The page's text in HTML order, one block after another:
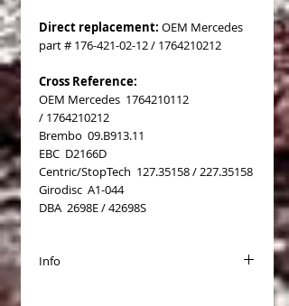
Direct replacement: OEM Mercedes
part # 176-421-02-12 / 1764210212
Cross Reference:
OEM Mercedes 1764210112
/ 1764210212
Brembo 09.B913.11
EBC D2166D
Centric/StopTech 127.35158 / 227.35158
Girodisc A1-044
DBA 2698E / 42698S
Info